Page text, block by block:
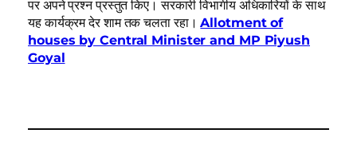
पर अपने प्रश्न प्रस्तुत किए। सरकारी विभागीय अधिकारियों के साथ
यह कार्यक्रम देर शाम तक चलता रहा।Allotment of
houses by Central Minister and MP Piyush
Goyal